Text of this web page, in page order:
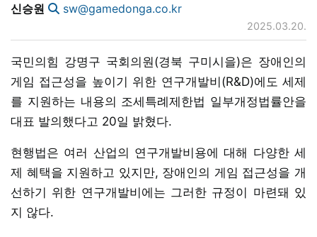
신승원 sw@gamedonga.co.kr
2025.03.20.
국민의힘 강명구 국회의원(경북 구미시을)은 장애인의
게임 접근성을 높이기 위한 연구개발비(R&D)에도 세제
를 지원하는 내용의 조세특례제한법 일부개정법률안을
대표 발의했다고 20일 밝혔다.
현행법은 여러 산업의 연구개발비용에 대해 다양한 세
제 혜택을 지원하고 있지만, 장애인의 게임 접근성을 개
선하기 위한 연구개발비에는 그러한 규정이 마련돼 있
지 않다.